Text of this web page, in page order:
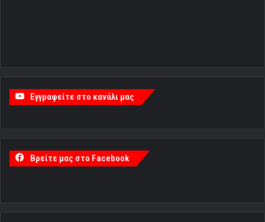
Εγγραφείτε στο κανάλι μας
Βρείτε μας στο Facebook